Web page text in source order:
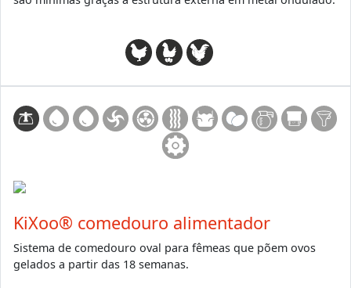
KiXoo® comedouro alimentador
Sistema de comedouro oval para fêmeas que põem ovos
gelados a partir das 18 semanas.